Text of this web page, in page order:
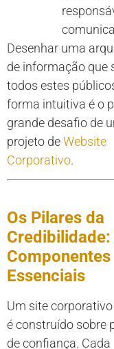
Desenhar uma
de informação que
todos estes
forma intuitiva é o
grande desafio de
projeto deWebsite
Corporativo.
Os Pilares da
Credibilidade:
Componentes
Essenciais
Um site
é construído sobre
de confiança. Cada